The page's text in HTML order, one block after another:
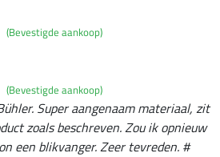
(Bevestigde aankoop)
(Bevestigde aankoop)
Super aangenaam materiaal, zit
zoals beschreven. Zou ik opnieuw
een blikvanger. Zeer tevreden. #